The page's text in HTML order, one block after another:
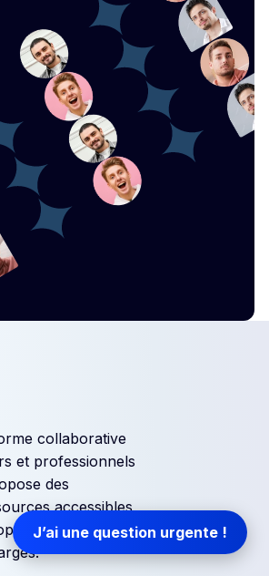
collaborative
et professionnels
des
accessibles
et
J’ai une question urgente !